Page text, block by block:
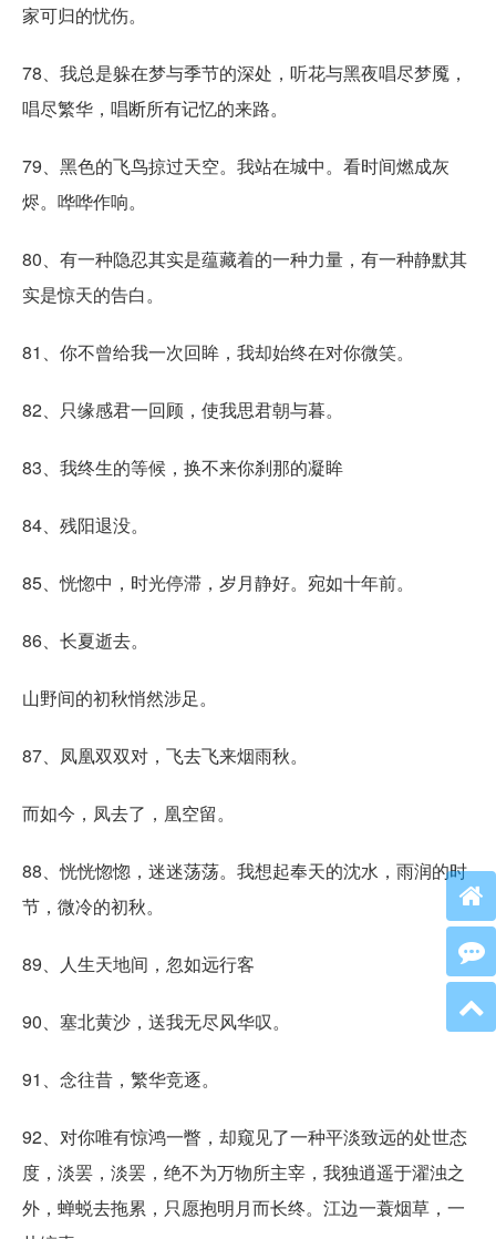
家可归的忧伤。
78、我总是躲在梦与季节的深处，听花与黑夜唱尽梦魇，
唱尽繁华，唱断所有记忆的来路。
79、黑色的飞鸟掠过天空。我站在城中。看时间燃成灰
烬。哗哗作响。
80、有一种隐忍其实是蕴藏着的一种力量，有一种静默其
实是惊天的告白。
81、你不曾给我一次回眸，我却始终在对你微笑。
82、只缘感君一回顾，使我思君朝与暮。
83、我终生的等候，换不来你刹那的凝眸
84、残阳退没。
85、恍惚中，时光停滞，岁月静好。宛如十年前。
86、长夏逝去。
山野间的初秋悄然涉足。
87、凤凰双双对，飞去飞来烟雨秋。
而如今，凤去了，凰空留。
88、恍恍惚惚，迷迷荡荡。我想起奉天的沈水，雨润的时
节，微冷的初秋。
89、人生天地间，忽如远行客
90、塞北黄沙，送我无尽风华叹。
91、念往昔，繁华竞逐。
92、对你唯有惊鸿一瞥，却窥见了一种平淡致远的处世态
度，淡罢，淡罢，绝不为万物所主宰，我独逍遥于濯浊之
外，蝉蜕去拖累，只愿抱明月而长终。江边一蓑烟草，一